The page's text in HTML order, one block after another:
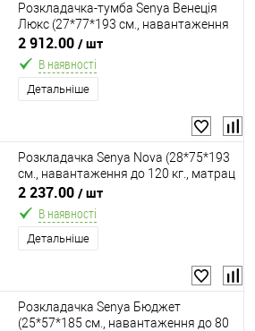
Розкладачка-тумба Senya Венеція
Люкс (27*77*193 см., навантаження
до 120 кг., матрац 6 см. поролон,
ламелі 16 шт., ортопедична)
2 912.00 / шт
В наявності
Детальніше
Розкладачка Senya Nova (28*75*193
см., навантаження до 120 кг., матрац
6 см. поролон, ламелі 15 шт.,
ортопедична)
2 237.00 / шт
В наявності
Детальніше
Розкладачка Senya Бюджет
(25*57*185 см., навантаження до 80